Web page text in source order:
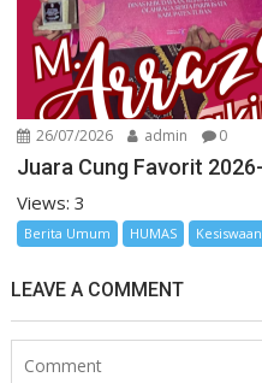
26/07/2026 admin 0
Juara Cung Favorit
Views: 3
Berita Umum HUMAS Kesiswaan
LEAVE A COMMENT